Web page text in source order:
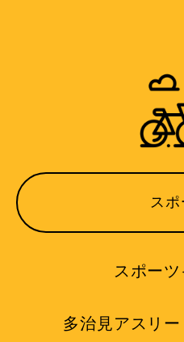
スポ
スポーツ
多治見アスリ